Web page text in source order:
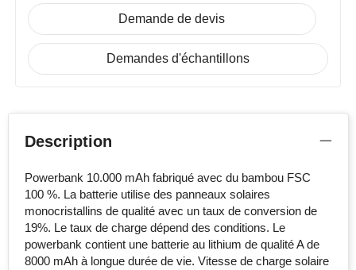
Vinga
Waterman
Demande de devis
Demandes d'échantillons
Description
Powerbank 10.000 mAh fabriqué avec du bambou FSC
100 %. La batterie utilise des panneaux solaires
monocristallins de qualité avec un taux de conversion de
19%. Le taux de charge dépend des conditions. Le
powerbank contient une batterie au lithium de qualité A de
8000 mAh à longue durée de vie. Vitesse de charge solaire